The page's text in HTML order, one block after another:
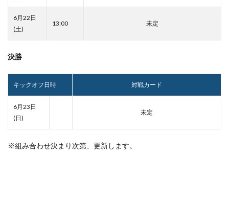
6月22日
(土)
13:00 未定
決勝
キックオフ日時 対戦カード
6月23日
(日)
未定
※組み合わせ決まり次第、更新します。